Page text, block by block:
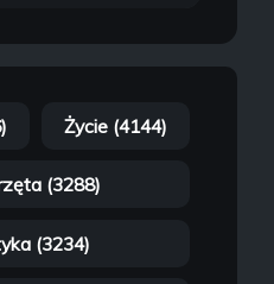
Życie (4144)
(3288)
(3234)